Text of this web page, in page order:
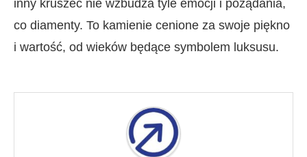
inny kruszec nie wzbudza tyle emocji i pożądania,
co diamenty. To kamienie cenione za swoje piękno
i wartość, od wieków będące symbolem luksusu.